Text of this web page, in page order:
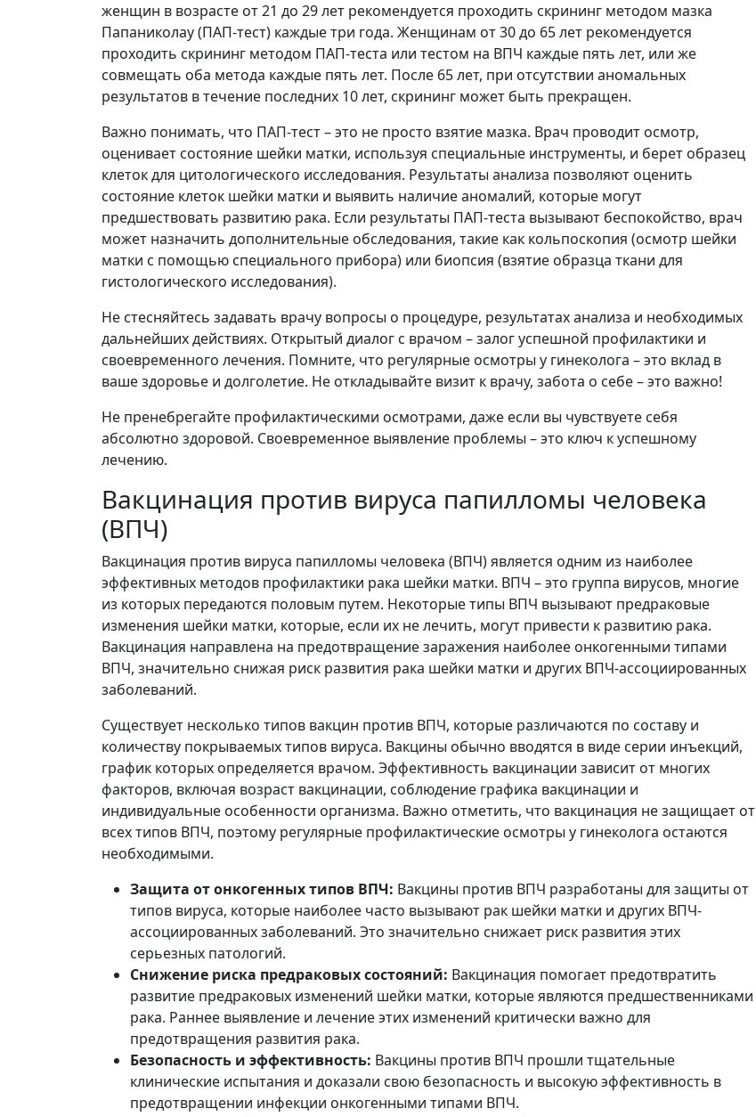
женщин в возрасте от 21 до 29 лет рекомендуется проходить скрининг методом мазка
Папаниколау (ПАП-тест) каждые три года. Женщинам от 30 до 65 лет рекомендуется
проходить скрининг методом ПАП-теста или тестом на ВПЧ каждые пять лет, или же
совмещать оба метода каждые пять лет. После 65 лет, при отсутствии аномальных
результатов в течение последних 10 лет, скрининг может быть прекращен.
Важно понимать, что ПАП-тест – это не просто взятие мазка. Врач проводит осмотр,
оценивает состояние шейки матки, используя специальные инструменты, и берет образец
клеток для цитологического исследования. Результаты анализа позволяют оценить
состояние клеток шейки матки и выявить наличие аномалий, которые могут
предшествовать развитию рака. Если результаты ПАП-теста вызывают беспокойство, врач
может назначить дополнительные обследования, такие как кольпоскопия (осмотр шейки
матки с помощью специального прибора) или биопсия (взятие образца ткани для
гистологического исследования).
Не стесняйтесь задавать врачу вопросы о процедуре, результатах анализа и необходимых
дальнейших действиях. Открытый диалог с врачом – залог успешной профилактики и
своевременного лечения. Помните, что регулярные осмотры у гинеколога – это вклад в
ваше здоровье и долголетие. Не откладывайте визит к врачу, забота о себе – это важно!
Не пренебрегайте профилактическими осмотрами, даже если вы чувствуете себя
абсолютно здоровой. Своевременное выявление проблемы – это ключ к успешному
лечению.
Вакцинация против вируса папилломы человека
(ВПЧ)
Вакцинация против вируса папилломы человека (ВПЧ) является одним из наиболее
эффективных методов профилактики рака шейки матки. ВПЧ – это группа вирусов, многие
из которых передаются половым путем. Некоторые типы ВПЧ вызывают предраковые
изменения шейки матки, которые, если их не лечить, могут привести к развитию рака.
Вакцинация направлена на предотвращение заражения наиболее онкогенными типами
ВПЧ, значительно снижая риск развития рака шейки матки и других ВПЧ-ассоциированных
заболеваний.
Существует несколько типов вакцин против ВПЧ, которые различаются по составу и
количеству покрываемых типов вируса. Вакцины обычно вводятся в виде серии инъекций,
график которых определяется врачом. Эффективность вакцинации зависит от многих
факторов, включая возраст вакцинации, соблюдение графика вакцинации и
индивидуальные особенности организма. Важно отметить, что вакцинация не защищает от
всех типов ВПЧ, поэтому регулярные профилактические осмотры у гинеколога остаются
необходимыми.
Защита от онкогенных типов ВПЧ: Вакцины против ВПЧ разработаны для защиты от
типов вируса, которые наиболее часто вызывают рак шейки матки и других ВПЧ-
ассоциированных заболеваний. Это значительно снижает риск развития этих
серьезных патологий.
Снижение риска предраковых состояний: Вакцинация помогает предотвратить
развитие предраковых изменений шейки матки, которые являются предшественниками
рака. Раннее выявление и лечение этих изменений критически важно для
предотвращения развития рака.
Безопасность и эффективность: Вакцины против ВПЧ прошли тщательные
клинические испытания и доказали свою безопасность и высокую эффективность в
предотвращении инфекции онкогенными типами ВПЧ.